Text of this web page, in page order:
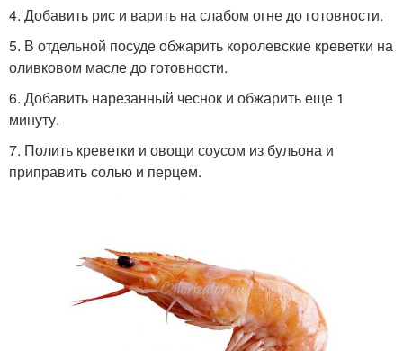
4. Добавить рис и варить на слабом огне до готовности.
5. В отдельной посуде обжарить королевские креветки на
оливковом масле до готовности.
6. Добавить нарезанный чеснок и обжарить еще 1
минуту.
7. Полить креветки и овощи соусом из бульона и
приправить солью и перцем.